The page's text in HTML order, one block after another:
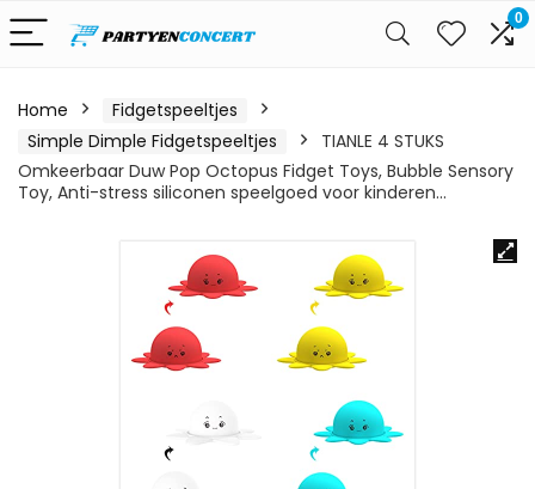
0
Home
Fidgetspeeltjes
Simple Dimple Fidgetspeeltjes
TIANLE 4 STUKS
Omkeerbaar Duw Pop Octopus Fidget Toys, Bubble Sensory
Toy, Anti-stress siliconen speelgoed voor kinderen…